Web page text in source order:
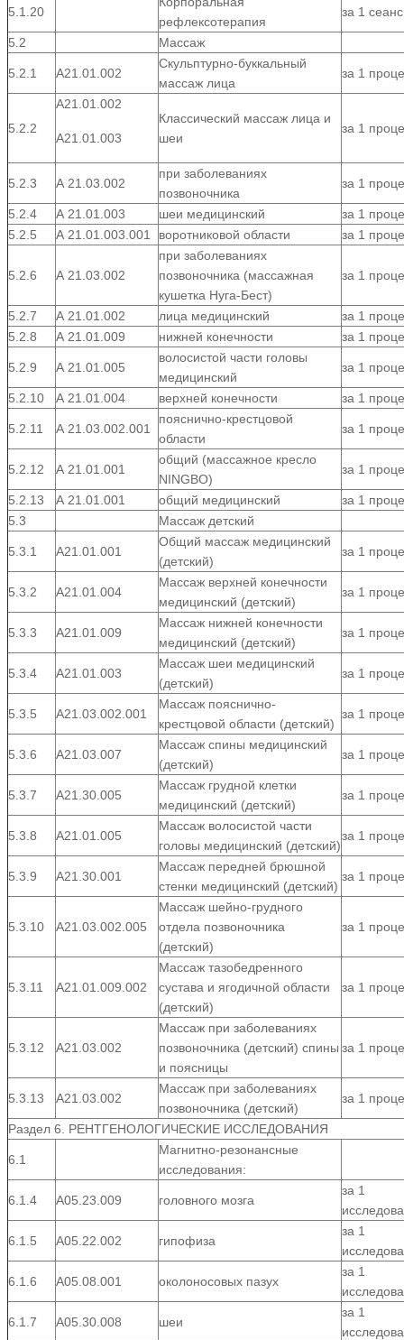
5.1.20
рефлексотерапия
за 1 сеанс
5.2 Массаж
5.2.1 A21.01.002
Скульптурно-буккальный
массаж лица
за 1
5.2.2
A21.01.002
A21.01.003
Классический массаж лица и
шеи
за 1
5.2.3 А 21.03.002
при заболеваниях
позвоночника
за 1
5.2.4 А 21.01.003 шеи медицинский
за 1
5.2.5
А 21.01.003.001 воротниковой области за 1
5.2.6 А 21.03.002
при заболеваниях
позвоночника (массажная
кушетка Нуга-Бест)
за 1
5.2.7 А 21.01.002 лица медицинский
за 1
5.2.8
А 21.01.009 нижней конечности за 1
5.2.9 А 21.01.005
волосистой части головы
медицинский
за 1
5.2.10 А 21.01.004 верхней конечности за 1
5.2.11 А 21.03.002.001
пояснично-крестцовой
области
за 1
5.2.12 А 21.01.001
общий (массажное кресло
NINGBO)
за 1
5.2.13 А 21.01.001 общий медицинский
за 1
5.3
Массаж детский
5.3.1 A21.01.001
Общий массаж медицинский
(детский)
за 1
5.3.2 A21.01.004
Массаж верхней конечности
медицинский (детский)
за 1
5.3.3 A21.01.009
Массаж нижней конечности
медицинский (детский)
за 1
5.3.4 A21.01.003
Массаж шеи медицинский
(детский)
за 1
5.3.5 A21.03.002.001
Массаж пояснично-
крестцовой области (детский)
за 1
5.3.6 A21.03.007
Массаж спины медицинский
(детский)
за 1
5.3.7 A21.30.005
Массаж грудной клетки
медицинский (детский)
за 1
5.3.8 A21.01.005
Массаж волосистой части
головы медицинский (детский)
за 1
5.3.9 A21.30.001
Массаж передней брюшной
стенки медицинский (детский)
за 1
5.3.10 A21.03.002.005
Массаж шейно-грудного
отдела позвоночника
(детский)
за 1
5.3.11 A21.01.009.002
Массаж тазобедренного
сустава и ягодичной области
(детский)
за 1
5.3.12 A21.03.002
Массаж при заболеваниях
позвоночника (детский) спины
и поясницы
за 1
5.3.13 A21.03.002
Массаж при заболеваниях
позвоночника (детский)
за 1
Раздел 6. РЕНТГЕНОЛОГИЧЕСКИЕ ИССЛЕДОВАНИЯ
6.1
Магнитно-резонансные
исследования:
6.1.4 А05.23.009 головного мозга
за 1
6.1.5 А05.22.002 гипофиза
за 1
6.1.6 А05.08.001 околоносовых пазух
за 1
6.1.7 А05.30.008 шеи
за 1